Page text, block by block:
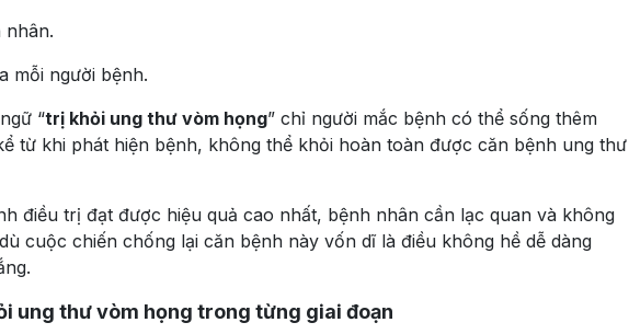
nhân.
mỗi người bệnh.
“trị khỏi ung thư vòm họng” chỉ người mắc bệnh có thể sống thêm
từ khi phát hiện bệnh, không thể khỏi hoàn toàn được căn bệnh ung thư
điều trị đạt được hiệu quả cao nhất, bệnh nhân cần lạc quan và không
cuộc chiến chống lại căn bệnh này vốn dĩ là điều không hề dễ dàng
ung thư vòm họng trong từng giai đoạn